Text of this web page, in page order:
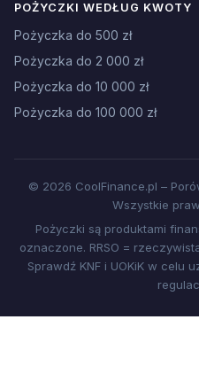
POŻYCZKI WEDŁUG KWOTY
Pożyczka do 500 zł
Pożyczka do 2 000 zł
Pożyczka do 10 000 zł
Pożyczka do 100 000 zł
© 2026 CoolFinance.pl –
Wszystkie
Pożyczki są produktami
oznaczone. RRSO =
Sprawdź KNF i UOKiK w celu